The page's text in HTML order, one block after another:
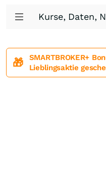
Kurse, Daten,
🎁
SMARTBROKER+
Lieblingsaktie